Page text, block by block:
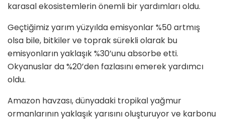
karasal ekosistemlerin önemli bir yardımları oldu.
Geçtiğimiz yarım yüzyılda emisyonlar %50 artmış
olsa bile, bitkiler ve toprak sürekli olarak bu
emisyonların yaklaşık %30’unu absorbe etti.
Okyanuslar da %20’den fazlasını emerek yardımcı
oldu.
Amazon havzası, dünyadaki tropikal yağmur
ormanlarının yaklaşık yarısını oluşturuyor ve karbonu